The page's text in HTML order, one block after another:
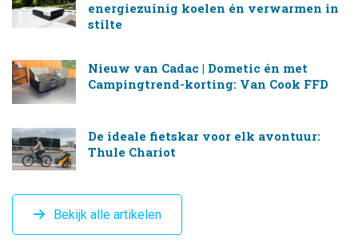
energiezuinig koelen én verwarmen in
stilte
Nieuw van Cadac | Dometic én met
Campingtrend-korting: Van Cook FFD
De ideale fietskar voor elk avontuur:
Thule Chariot
Bekijk alle artikelen